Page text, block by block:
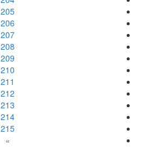
205
206
207
208
209
210
211
212
213
214
215
»